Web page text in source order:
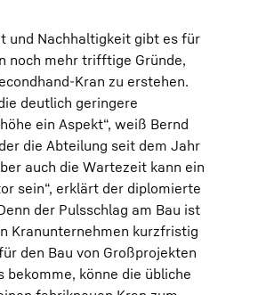
und Nachhaltigkeit gibt es für
noch mehr trifftige Gründe,
Kran zu erstehen.
deutlich geringere
ein Aspekt“, weiß Bernd
die Abteilung seit dem Jahr
auch die Wartezeit kann ein
sein“, erklärt der diplomierte
der Pulsschlag am Bau ist
Kranunternehmen kurzfristig
den Bau von Großprojekten
bekomme, könne die übliche